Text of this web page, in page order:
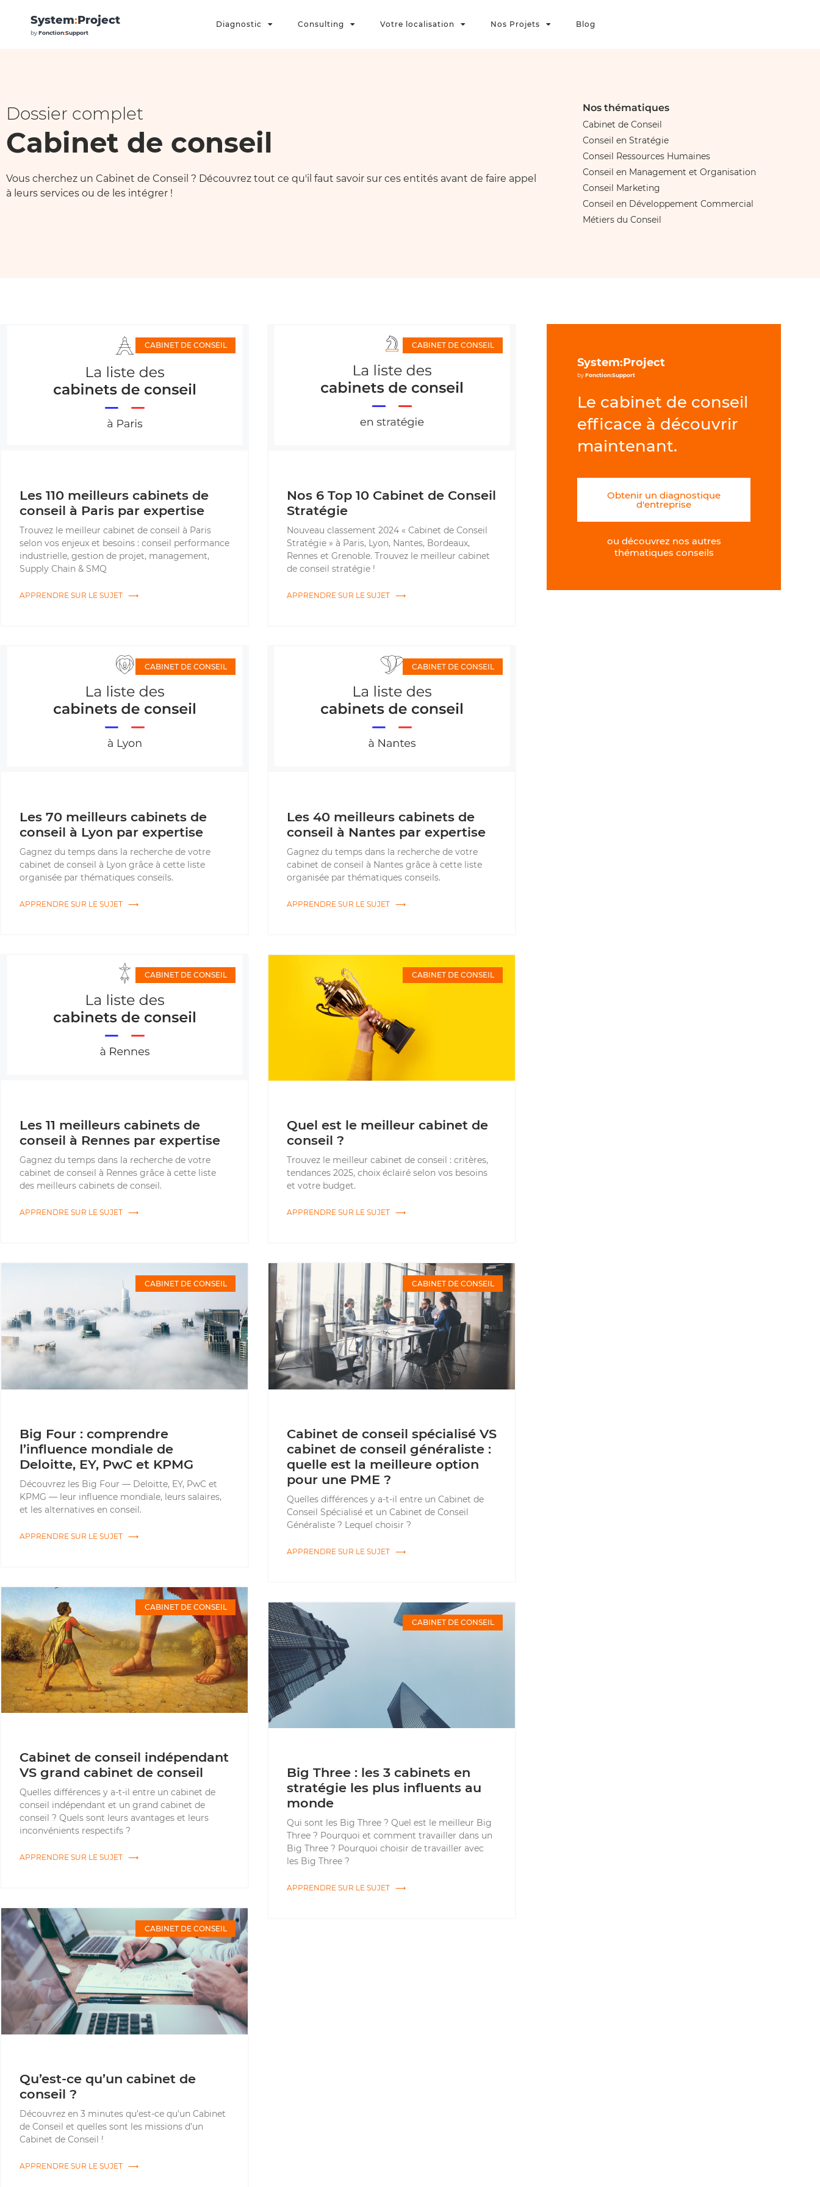
System:Project
byFonction:Support
Diagnostic Consulting Votre localisation Nos Projets Blog
Dossier complet
Cabinet de conseil
Vous cherchez un Cabinet de Conseil ? Découvrez tout ce qu'il faut savoir sur ces entités avant de faire appel
à leurs services ou de les intégrer !
Nos thématiques
Cabinet de Conseil
Conseil en Stratégie
Conseil Ressources Humaines
Conseil en Management et Organisation
Conseil Marketing
Conseil en Développement Commercial
Métiers du Conseil
CABINET DE CONSEIL
Les 110 meilleurs cabinets de
conseil à Paris par expertise
Trouvez le meilleur cabinet de conseil à Paris
selon vos enjeux et besoins : conseil performance
industrielle, gestion de projet, management,
Supply Chain & SMQ
APPRENDRE SUR LE SUJET ⟶
CABINET DE CONSEIL
Nos 6 Top 10 Cabinet de Conseil
Stratégie
Nouveau classement 2024 « Cabinet de Conseil
Stratégie » à Paris, Lyon, Nantes, Bordeaux,
Rennes et Grenoble. Trouvez le meilleur cabinet
de conseil stratégie !
APPRENDRE SUR LE SUJET ⟶
CABINET DE CONSEIL
Les 70 meilleurs cabinets de
conseil à Lyon par expertise
Gagnez du temps dans la recherche de votre
cabinet de conseil à Lyon grâce à cette liste
organisée par thématiques conseils.
APPRENDRE SUR LE SUJET ⟶
CABINET DE CONSEIL
Les 40 meilleurs cabinets de
conseil à Nantes par expertise
Gagnez du temps dans la recherche de votre
cabinet de conseil à Nantes grâce à cette liste
organisée par thématiques conseils.
APPRENDRE SUR LE SUJET ⟶
CABINET DE CONSEIL
Les 11 meilleurs cabinets de
conseil à Rennes par expertise
Gagnez du temps dans la recherche de votre
cabinet de conseil à Rennes grâce à cette liste
des meilleurs cabinets de conseil.
APPRENDRE SUR LE SUJET ⟶
CABINET DE CONSEIL
Quel est le meilleur cabinet de
conseil ?
Trouvez le meilleur cabinet de conseil : critères,
tendances 2025, choix éclairé selon vos besoins
et votre budget.
APPRENDRE SUR LE SUJET ⟶
CABINET DE CONSEIL
Big Four : comprendre
l’influence mondiale de
Deloitte, EY, PwC et KPMG
Découvrez les Big Four — Deloitte, EY, PwC et
KPMG — leur influence mondiale, leurs salaires,
et les alternatives en conseil.
APPRENDRE SUR LE SUJET ⟶
CABINET DE CONSEIL
Cabinet de conseil spécialisé VS
cabinet de conseil généraliste :
quelle est la meilleure option
pour une PME ?
Quelles différences y a-t-il entre un Cabinet de
Conseil Spécialisé et un Cabinet de Conseil
Généraliste ? Lequel choisir ?
APPRENDRE SUR LE SUJET ⟶
CABINET DE CONSEIL
Cabinet de conseil indépendant
VS grand cabinet de conseil
Quelles différences y a-t-il entre un cabinet de
conseil indépendant et un grand cabinet de
conseil ? Quels sont leurs avantages et leurs
inconvénients respectifs ?
APPRENDRE SUR LE SUJET ⟶
CABINET DE CONSEIL
Big Three : les 3 cabinets en
stratégie les plus influents au
monde
Qui sont les Big Three ? Quel est le meilleur Big
Three ? Pourquoi et comment travailler dans un
Big Three ? Pourquoi choisir de travailler avec
les Big Three ?
APPRENDRE SUR LE SUJET ⟶
CABINET DE CONSEIL
Qu’est-ce qu’un cabinet de
conseil ?
Découvrez en 3 minutes qu’est-ce qu’un Cabinet
de Conseil et quelles sont les missions d’un
Cabinet de Conseil !
APPRENDRE SUR LE SUJET ⟶
System:Project
byFonction:Support
Le cabinet de conseil
efficace à découvrir
maintenant.
Obtenir un diagnostique
d'entreprise
ou découvrez nos autres
thématiques conseils